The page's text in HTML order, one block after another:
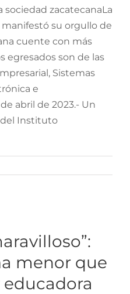
sociedad zacatecanaLa
su orgullo de
cuente con más
egresados son de las
Sistemas
e
abril de 2023.- Un
Instituto
con ser
menor que